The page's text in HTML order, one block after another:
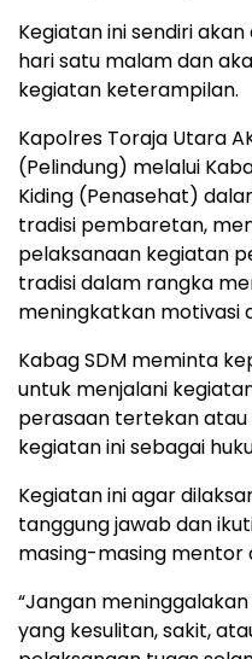
Kegiatan ini sendiri
hari satu malam dan
kegiatan keterampilan.
Kapolres Toraja Utara
(Pelindung) melalui
Kiding (Penasehat)
tradisi pembaretan,
pelaksanaan kegiatan
tradisi dalam rangka
meningkatkan motivasi
Kabag SDM meminta
untuk menjalani
perasaan tertekan
kegiatan ini sebagai
Kegiatan ini agar
tanggung jawab dan
masing-masing mentor
“Jangan
yang kesulitan, sakit,